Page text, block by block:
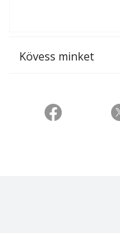
Kövess minket